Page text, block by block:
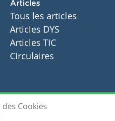
Articles
Tous les articles
Articles DYS
Articles TIC
Circulaires
Cookies